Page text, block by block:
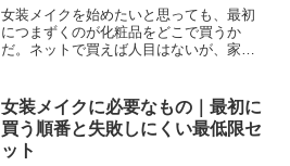
女装メイクを始めたいと思っても、最初
につまずくのが化粧品をどこで買うか
だ。ネットで買えば人目はないが、家に
くるのか不安でしかない。女装外出に慣
れているなら、女装した状態...
女装メイクに必要なもの｜最初に
買う順番と失敗しにくい最低限セ
ット